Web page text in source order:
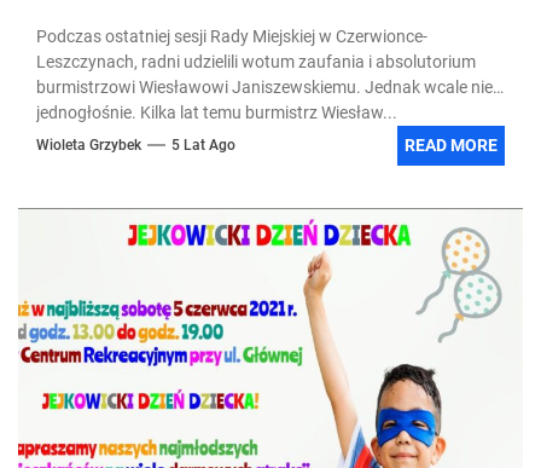
Podczas ostatniej sesji Rady Miejskiej w Czerwionce-
Leszczynach, radni udzielili wotum zaufania i absolutorium
burmistrzowi Wiesławowi Janiszewskiemu. Jednak wcale nie
jednogłośnie. Kilka lat temu burmistrz Wiesław...
Wioleta Grzybek 5 Lat Ago READ MORE